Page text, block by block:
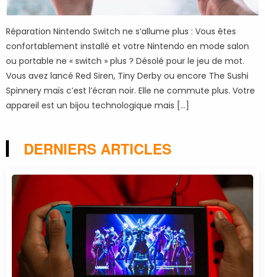
Réparation Nintendo Switch ne s’allume plus : Vous êtes
confortablement installé et votre Nintendo en mode salon
ou portable ne « switch » plus ? Désolé pour le jeu de mot.
Vous avez lancé Red Siren, Tiny Derby ou encore The Sushi
Spinnery mais c’est l’écran noir. Elle ne commute plus. Votre
appareil est un bijou technologique mais […]
DERNIERS ARTICLES